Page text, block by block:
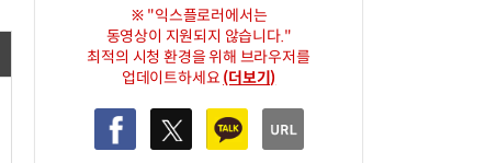
※ "익스플로러에서는
동영상이 지원되지 않습니다."
최적의 시청 환경을 위해 브라우저를
업데이트하세요 (더보기)